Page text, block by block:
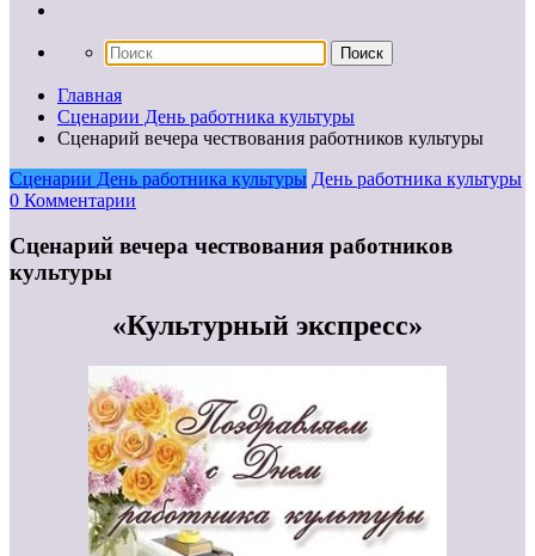
Главная
Сценарии День работника культуры
Сценарий вечера чествования работников культуры
Сценарии День работника культуры День работника культуры
0 Комментарии
Сценарий вечера чествования работников
культуры
«Культурный экспресс»